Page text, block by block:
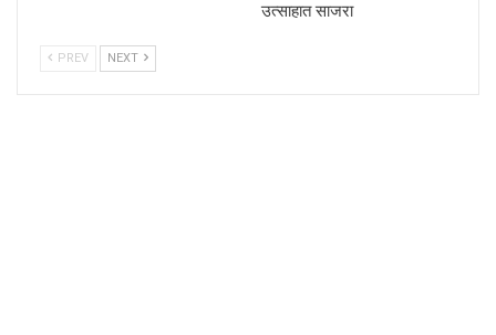
उत्साहात साजरा
PREV NEXT